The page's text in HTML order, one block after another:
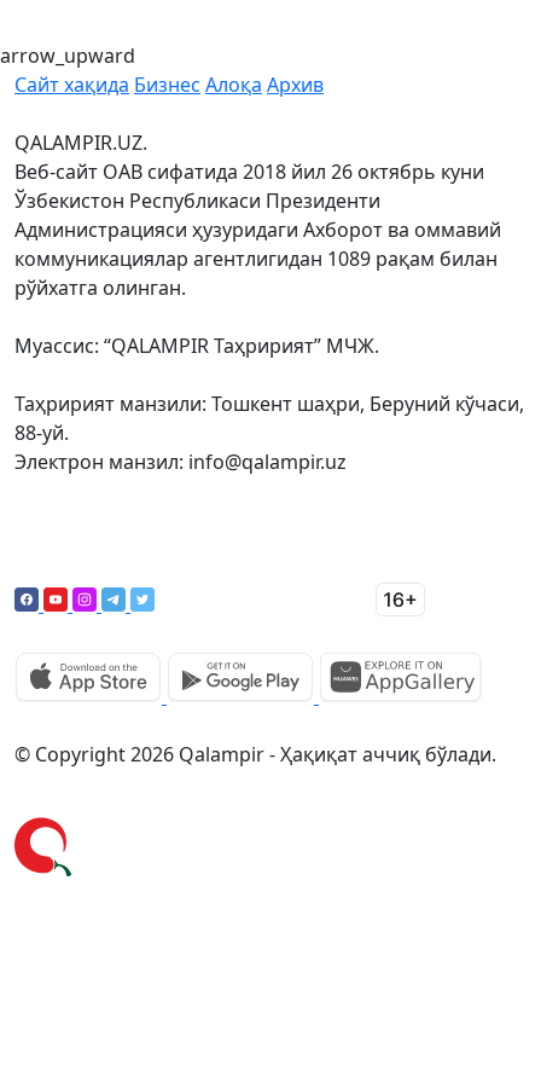
arrow_upward
Сайт хақида Бизнес Алоқа Архив
QALAMPIR.UZ.
Веб-сайт ОАВ сифатида 2018 йил 26 октябрь куни
Ўзбекистон Республикаси Президенти
Администрацияси ҳузуридаги Ахборот ва оммавий
коммуникациялар агентлигидан 1089 рақам билан
рўйхатга олинган.
Муассис: “QALAMPIR Таҳририят” МЧЖ.
Таҳририят манзили: Тошкент шаҳри, Беруний кўчаси,
88-уй.
Электрон манзил: info@qalampir.uz
© Copyright 2026 Qalampir - Ҳақиқат аччиқ бўлади.